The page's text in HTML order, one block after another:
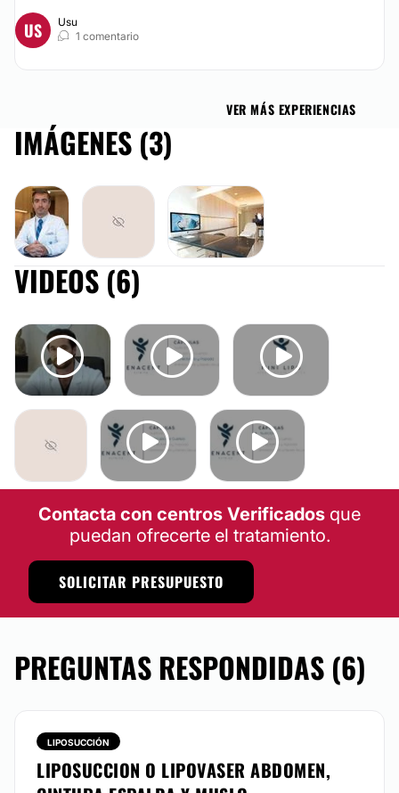
US
Usu
1 comentario
VER MÁS EXPERIENCIAS
IMÁGENES (3)
VIDEOS (6)
Contacta con centros Verificados que
puedan ofrecerte el tratamiento.
SOLICITAR PRESUPUESTO
PREGUNTAS RESPONDIDAS (6)
LIPOSUCCIÓN
LIPOSUCCION O LIPOVASER ABDOMEN,